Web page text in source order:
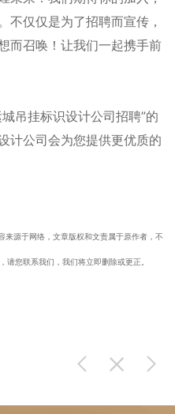
不仅仅是为了招聘而宣传，
而召唤！让我们一起携手前
吊挂标识设计公司招聘”的
计公司会为您提供更优质的
来源于网络，文章版权和文责属于原作者，不
您联系我们，我们将立即删除或更正。